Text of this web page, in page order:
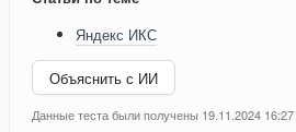
Яндекс ИКС
Объяснить с ИИ
Данные теста были получены 19.11.2024 16:27